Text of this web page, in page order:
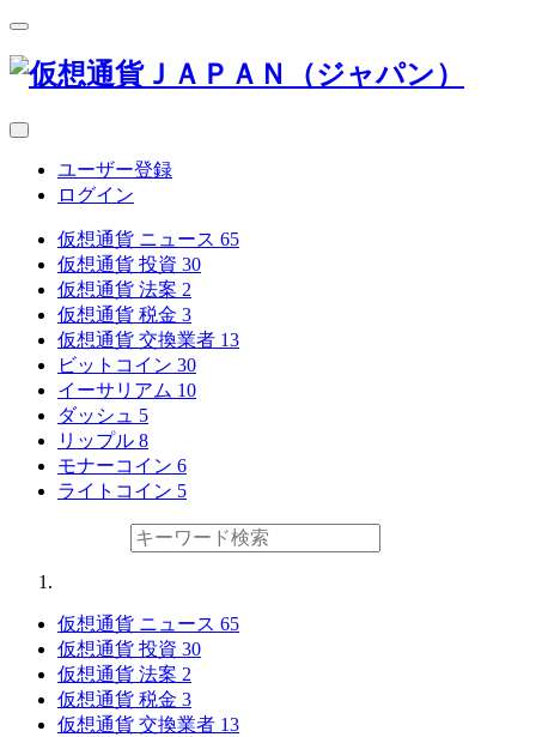
ユーザー登録
ログイン
仮想通貨 ニュース 65
仮想通貨 投資 30
仮想通貨 法案 2
仮想通貨 税金 3
仮想通貨 交換業者 13
ビットコイン 30
イーサリアム 10
ダッシュ 5
リップル 8
モナーコイン 6
ライトコイン 5
仮想通貨 ニュース 65
仮想通貨 投資 30
仮想通貨 法案 2
仮想通貨 税金 3
仮想通貨 交換業者 13